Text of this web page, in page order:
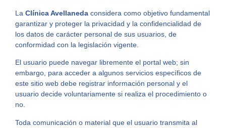
La Clínica Avellaneda considera como objetivo fundamental
garantizar y proteger la privacidad y la confidencialidad de
los datos de carácter personal de sus usuarios, de
conformidad con la legislación vigente.
El usuario puede navegar libremente el portal web; sin
embargo, para acceder a algunos servicios específicos de
este sitio web debe registrar información personal y el
usuario decide voluntariamente si realiza el procedimiento o
no.
Toda comunicación o material que el usuario transmita al